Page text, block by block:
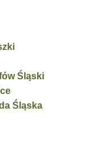
Śląski
Śląska